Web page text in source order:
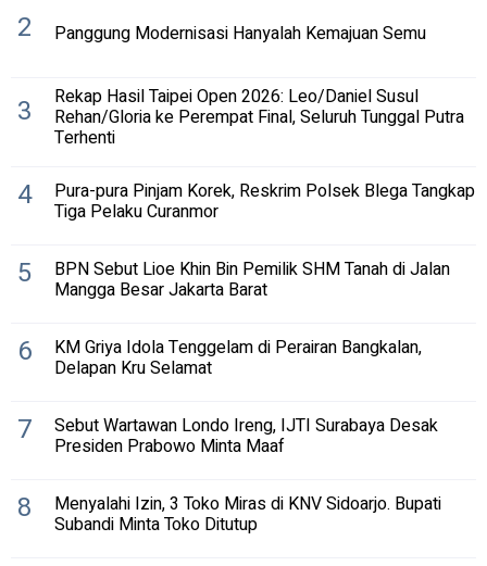
2 Panggung Modernisasi Hanyalah Kemajuan Semu
3 Rekap Hasil Taipei Open 2026: Leo/Daniel Susul
Rehan/Gloria ke Perempat Final, Seluruh Tunggal Putra
Terhenti
4 Pura-pura Pinjam Korek, Reskrim Polsek Blega Tangkap
Tiga Pelaku Curanmor
5 BPN Sebut Lioe Khin Bin Pemilik SHM Tanah di Jalan
Mangga Besar Jakarta Barat
6 KM Griya Idola Tenggelam di Perairan Bangkalan,
Delapan Kru Selamat
7 Sebut Wartawan Londo Ireng, IJTI Surabaya Desak
Presiden Prabowo Minta Maaf
8 Menyalahi Izin, 3 Toko Miras di KNV Sidoarjo. Bupati
Subandi Minta Toko Ditutup